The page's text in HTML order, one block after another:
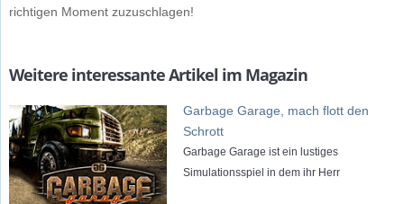
richtigen Moment zuzuschlagen!
Weitere interessante Artikel im Magazin
Garbage Garage, mach flott den
Schrott
Garbage Garage ist ein lustiges
Simulationsspiel in dem ihr Herr